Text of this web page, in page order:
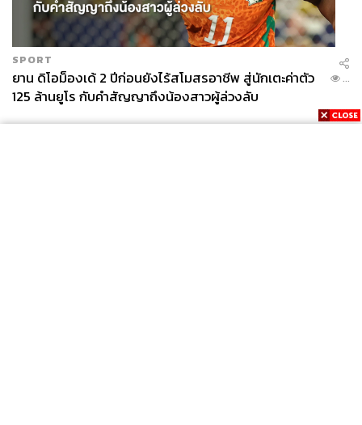
SPORT
ยาน ดิโอม็องเด้ 2 ปีก่อนยังไร้สโมสรอาชีพ สู่นักเตะค่าตัว
125 ล้านยูโร กับคำสัญญาถึงน้องสาวผู้ล่วงลับ
...